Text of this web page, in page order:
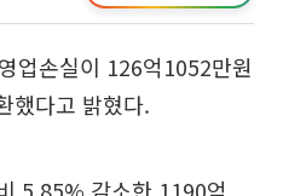
업손실이 126억1052만원
했다고 밝혔다.